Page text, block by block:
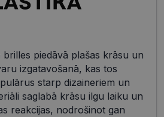
brilles piedāvā plašas krāsu un
izgatavošanā, kas tos
starp dizaineriem un
saglabā krāsu ilgu laiku un
reakcijas, nodrošinot gan